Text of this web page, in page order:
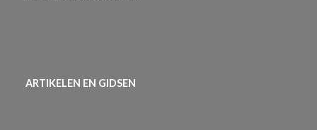
ARTIKELEN EN GIDSEN